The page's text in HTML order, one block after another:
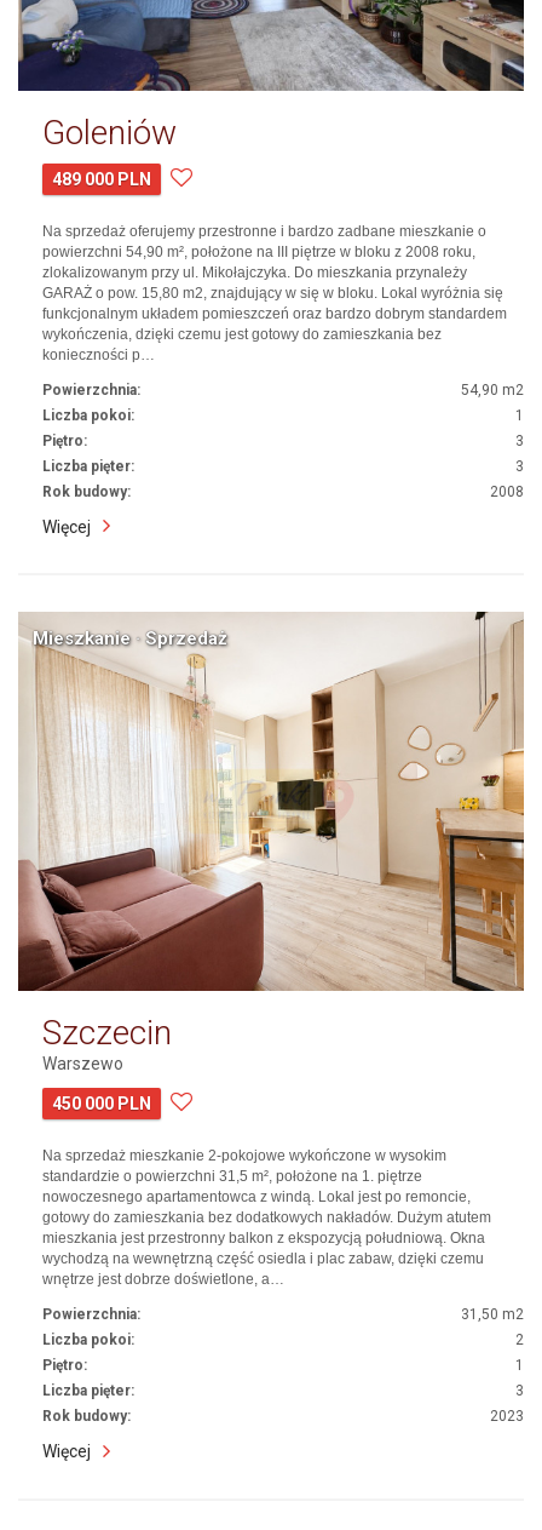
Goleniów
489 000 PLN
Na sprzedaż oferujemy przestronne i bardzo zadbane mieszkanie o
powierzchni 54,90 m², położone na III piętrze w bloku z 2008 roku,
zlokalizowanym przy ul. Mikołajczyka. Do mieszkania przynależy
GARAŻ o pow. 15,80 m2, znajdujący w się w bloku. Lokal wyróżnia się
funkcjonalnym układem pomieszczeń oraz bardzo dobrym standardem
wykończenia, dzięki czemu jest gotowy do zamieszkania bez
konieczności p…
Powierzchnia:
54,90 m2
Liczba pokoi:
1
Piętro:
3
Liczba pięter:
3
Rok budowy:
2008
Więcej
Mieszkanie · Sprzedaż
Szczecin
Warszewo
450 000 PLN
Na sprzedaż mieszkanie 2-pokojowe wykończone w wysokim
standardzie o powierzchni 31,5 m², położone na 1. piętrze
nowoczesnego apartamentowca z windą. Lokal jest po remoncie,
gotowy do zamieszkania bez dodatkowych nakładów. Dużym atutem
mieszkania jest przestronny balkon z ekspozycją południową. Okna
wychodzą na wewnętrzną część osiedla i plac zabaw, dzięki czemu
wnętrze jest dobrze doświetlone, a…
Powierzchnia:
31,50 m2
Liczba pokoi:
2
Piętro:
1
Liczba pięter:
3
Rok budowy:
2023
Więcej